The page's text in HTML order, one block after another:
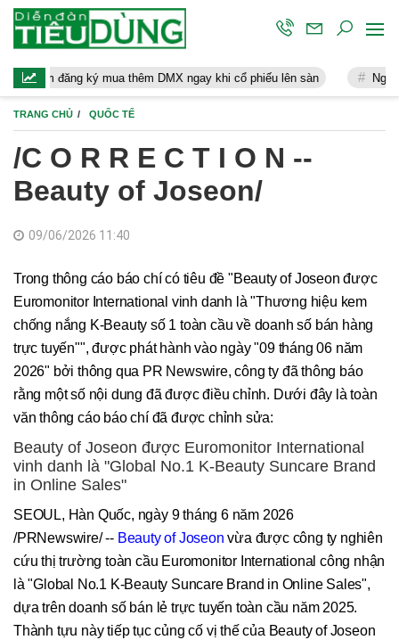
ký mua thêm DMX ngay khi cổ phiếu lên sàn Người lao động
TRANG CHỦ QUỐC TẾ
/C O R R E C T I O N --
Beauty of Joseon/
09/06/2026 11:40
Trong thông cáo báo chí có tiêu đề "Beauty of Joseon được
Euromonitor International vinh danh là "Thương hiệu kem
chống nắng K-Beauty số 1 toàn cầu về doanh số bán hàng
trực tuyến"", được phát hành vào ngày "09 tháng 06 năm
2026" bởi thông qua PR Newswire, công ty đã thông báo
rằng một số nội dung đã được điều chỉnh. Dưới đây là toàn
văn thông cáo báo chí đã được chỉnh sửa:
Beauty of Joseon được Euromonitor International
vinh danh là "Global No.1 K-Beauty Suncare Brand
in Online Sales"
SEOUL, Hàn Quốc, ngày 9 tháng 6 năm 2026
/PRNewswire/ -- Beauty of Joseon vừa được công ty nghiên
cứu thị trường toàn cầu Euromonitor International công nhận
là "Global No.1 K-Beauty Suncare Brand in Online Sales",
dựa trên doanh số bán lẻ trực tuyến toàn cầu năm 2025.
Thành tựu này tiếp tục củng cố vị thế của Beauty of Joseon